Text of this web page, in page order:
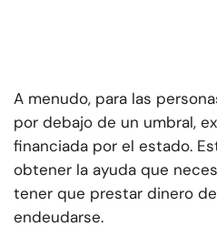
A menudo, para las
por debajo de un umbral,
financiada por el estado.
obtener la ayuda que
tener que prestar dinero
endeudarse.